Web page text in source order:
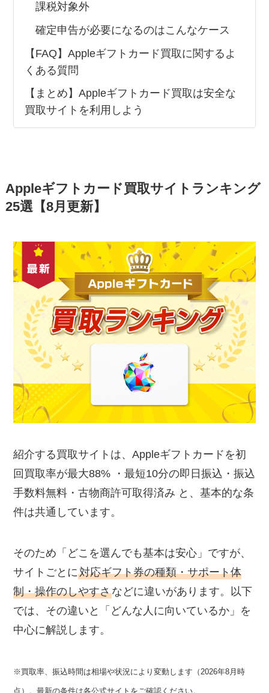
課税対象外
確定申告が必要になるのはこんなケース
【FAQ】Appleギフトカード買取に関するよ
くある質問
【まとめ】Appleギフトカード買取は安全な
買取サイトを利用しよう
Appleギフトカード買取サイトランキング
25選【8月更新】
紹介する買取サイトは、Appleギフトカードを初
回買取率が最大88% ・最短10分の即日振込・振込
手数料無料・古物商許可取得済み と、基本的な条
件は共通しています。
そのため「どこを選んでも基本は安心」ですが、
サイトごとに対応ギフト券の種類・サポート体
制・操作のしやすさなどに違いがあります。以下
では、その違いと「どんな人に向いているか」を
中心に解説します。
※買取率、振込時間は相場や状況により変動します（2026年8月時
点）。最新の条件は各公式サイトをご確認ください。